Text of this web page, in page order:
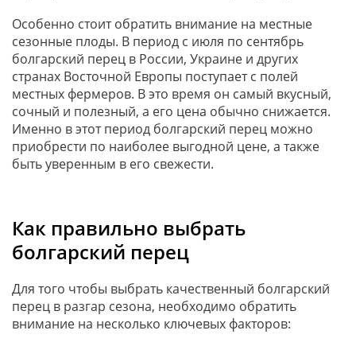
Особенно стоит обратить внимание на местные
сезонные плоды. В период с июля по сентябрь
болгарский перец в России, Украине и других
странах Восточной Европы поступает с полей
местных фермеров. В это время он самый вкусный,
сочный и полезный, а его цена обычно снижается.
Именно в этот период болгарский перец можно
приобрести по наиболее выгодной цене, а также
быть уверенным в его свежести.
Как правильно выбрать
болгарский перец
Для того чтобы выбрать качественный болгарский
перец в разгар сезона, необходимо обратить
внимание на несколько ключевых факторов: